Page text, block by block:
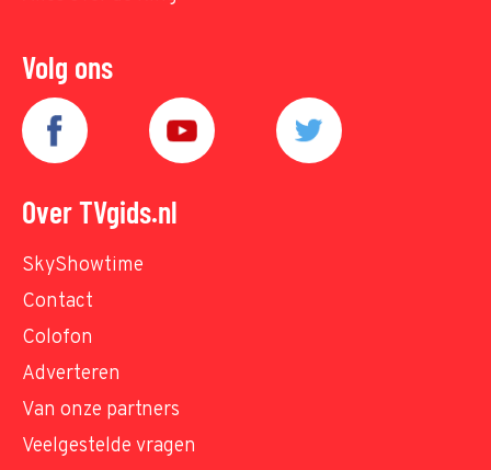
Volg ons
Over TVgids.nl
SkyShowtime
Contact
Colofon
Adverteren
Van onze partners
Veelgestelde vragen